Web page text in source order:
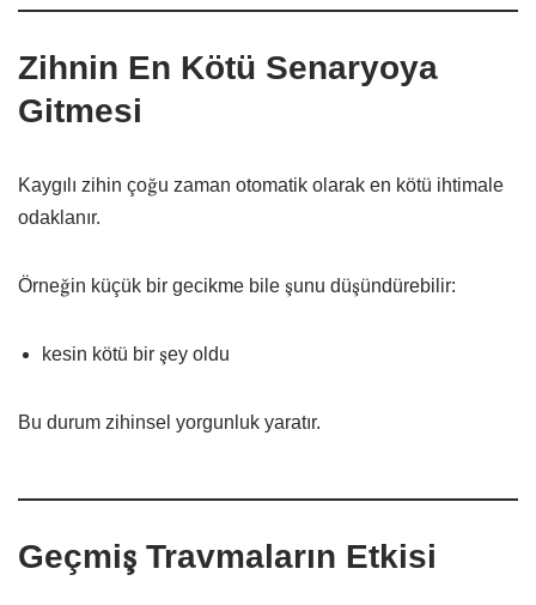
Zihnin En Kötü Senaryoya
Gitmesi
Kaygılı zihin çoğu zaman otomatik olarak en kötü ihtimale
odaklanır.
Örneğin küçük bir gecikme bile şunu düşündürebilir:
kesin kötü bir şey oldu
Bu durum zihinsel yorgunluk yaratır.
Geçmiş Travmaların Etkisi